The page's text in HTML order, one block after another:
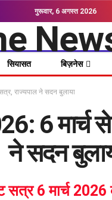
गुरूवार, 6 अगस्त 2026
सियासत बिज़नेस
राज्यपाल ने सदन बुलाया
6 मार्च से
ने सदन
सत्र 6 मार्च